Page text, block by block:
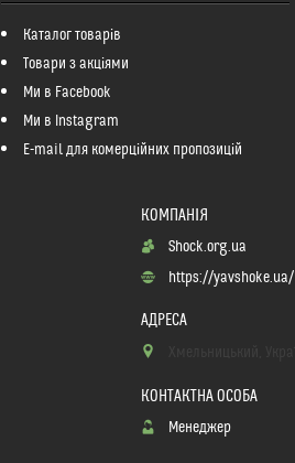
Каталог товарів
Товари з акціями
Ми в Facebook
Ми в Instagram
E-mail для комерційних пропозицій
Shock.org.ua
https://yavshoke.ua/
Менеджер